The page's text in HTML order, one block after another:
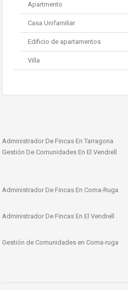
Apartmento
Casa Unifamiliar
Edificio de apartamentos
Villa
Administrador De Fincas En Tarragona
Gestión De Comunidades En El Vendrell
Administrador De Fincas En Coma-Ruga
Administrador De Fincas En El Vendrell
Gestión de Comunidades en Coma-ruga